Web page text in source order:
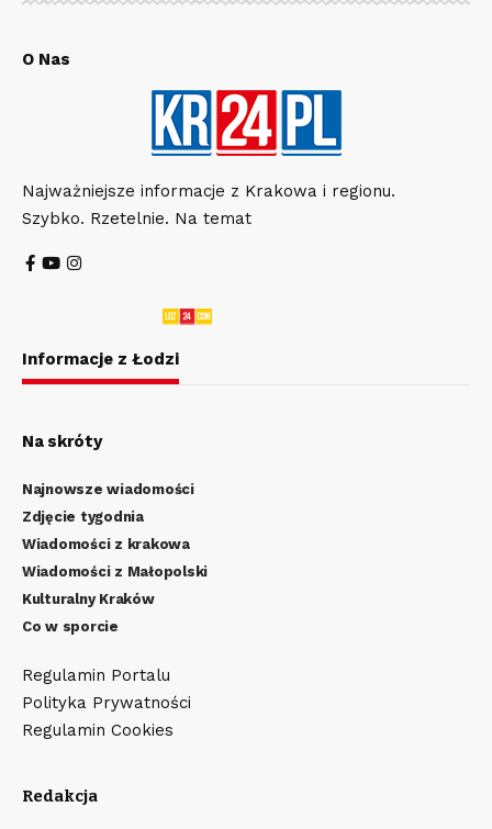
O Nas
Najważniejsze informacje z Krakowa i regionu.
Szybko. Rzetelnie. Na temat
Informacje z Łodzi
Na skróty
Najnowsze wiadomości
Zdjęcie tygodnia
Wiadomości z krakowa
Wiadomości z Małopolski
Kulturalny Kraków
Co w sporcie
Regulamin Portalu
Polityka Prywatności
Regulamin Cookies
Redakcja